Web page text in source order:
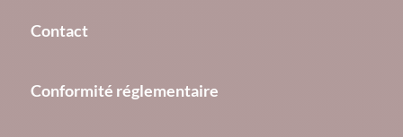
Contact
Conformité réglementaire